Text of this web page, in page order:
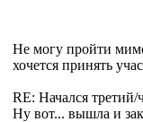
Не могу пройти
хочется принять
RE: Начался
Ну вот... вышла и